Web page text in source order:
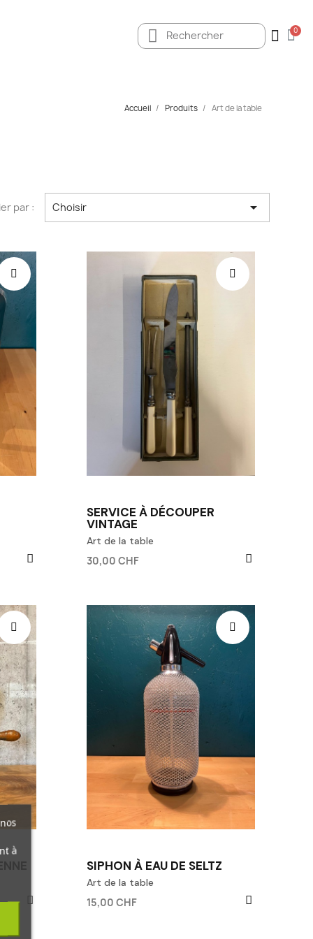
Accueil Produits Art de la table
par : Choisir 
SERVICE À DÉCOUPER
VINTAGE
Art de la table
30,00 CHF
SIPHON À EAU DE SELTZ
Art de la table
15,00 CHF
à